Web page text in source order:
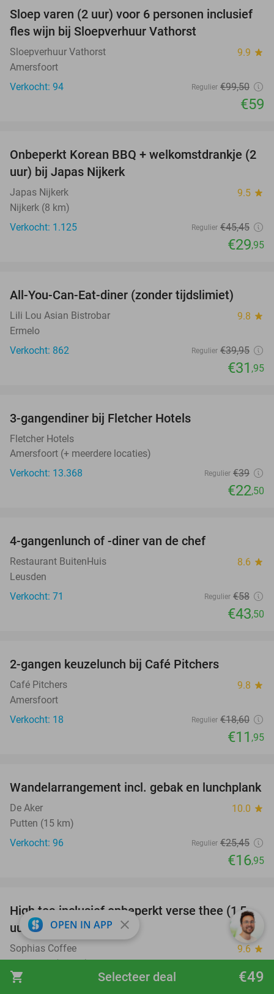
shopping_cart €49
Selecteer deal
41%
Sloep varen (2 uur) voor 6 personen inclusief
fles wijn bij Sloepverhuur Vathorst
Sloepverhuur Vathorst 9.9 star
Amersfoort
Verkocht: 94
Regulier €99,50
€59
34%
Onbeperkt Korean BBQ + welkomstdrankje (2
uur) bij Japas Nijkerk
Japas Nijkerk 9.5 star
Nijkerk (8 km)
Verkocht: 1.125
Regulier €45,45
€29,95
All-You-Can-Eat-diner (zonder tijdslimiet)
Lili Lou Asian Bistrobar 9.8 star
Ermelo
Verkocht: 862
Regulier €39,95
€31 ,95
3-gangendiner bij Fletcher Hotels
Fletcher Hotels
Amersfoort (+ meerdere locaties)
Verkocht: 13.368
Regulier €39
€22,50
4-gangenlunch of -diner van de chef
Restaurant BuitenHuis 8.6 star
Leusden
Verkocht: 71
Regulier €58
€43,50
2-gangen keuzelunch bij Café Pitchers
Café Pitchers 9.8 star
Amersfoort
Verkocht: 18
Regulier €18,60
€11 ,95
33%
Wandelarrangement incl. gebak en lunchplank
De Aker 10.0 star
Putten (15 km)
Verkocht: 96
Regulier €25,45
€16,95
41%
High tea inclusief onbeperkt verse thee (1,5
uur) bij Sophias Coffee
Sophias Coffee 9.6 star
Barneveld (10 km)
Verkocht: 14
,95
OPEN IN APP close